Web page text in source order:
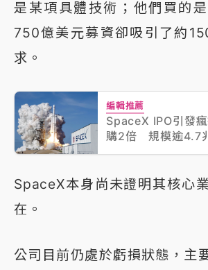
是某項具體技術；他們買的
750億美元募資卻吸引了約
求。
編輯推薦
SpaceX IPO引發
購2倍 規模逾4.7
SpaceX本身尚未證明其核心
在。
公司目前仍處於虧損狀態，主